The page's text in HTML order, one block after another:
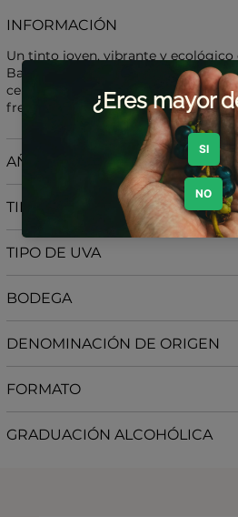
INFORMACIÓN
Un tinto joven, vibrante y ecológico
Barberà, elaborado con
cereza brillante, aromas florales y
fresco y persistente.
AÑADA
TIPO DE VINO
TIPO DE UVA
BODEGA
DENOMINACIÓN DE ORIGEN
FORMATO
GRADUACIÓN ALCOHÓLICA